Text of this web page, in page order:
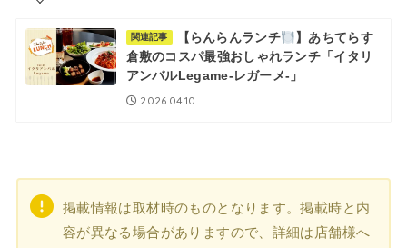
関連記事 【らんらんランチ
】あちてらす
倉敷のコスパ最強おしゃれランチ「イタリ
アンバルLegame-レガーメ-」
2026.04.10
掲載情報は取材時のものとなります。掲載時と内
容が異なる場合がありますので、詳細は店舗様へ